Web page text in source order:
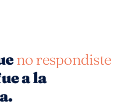
no respondiste
a la